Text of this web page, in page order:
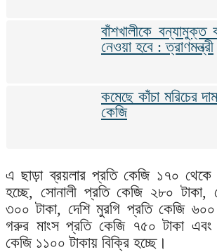
বাঁশখালীকে
নেওয়া হবে : ত্রাণমন্ত্রী
কমেছে কাঁচা মরিচের
কেজি
এ ছাড়া ব্রয়লার প্রতি কেজি ১৭০ থেকে
হচ্ছে, সোনালী প্রতি কেজি ২৮০ টাকা,
৩০০ টাকা, দেশি মুরগি প্রতি কেজি
গরুর মাংস প্রতি কেজি ৭৫০ টাকা এবং
কেজি ১১০০ টাকায় বিক্রি হচ্ছে।